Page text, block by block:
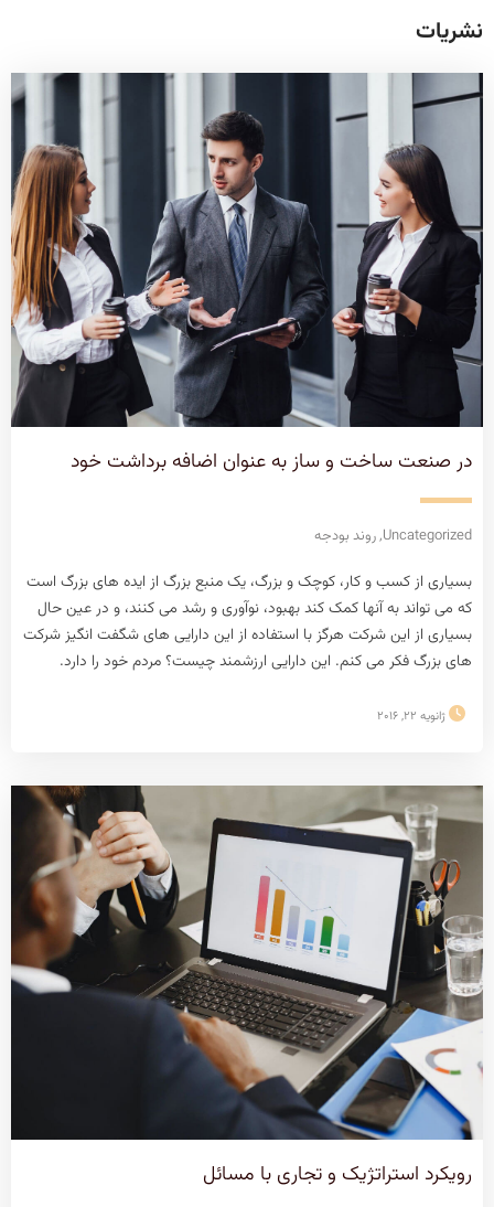
نشریات
در صنعت ساخت و ساز به عنوان اضافه برداشت خود
Uncategorized
,روند بودجه
بسیاری از کسب و کار، کوچک و بزرگ، یک منبع بزرگ از ایده های بزرگ است
که می تواند به آنها کمک کند بهبود، نوآوری و رشد می کنند، و در عین حال
بسیاری از این شرکت هرگز با استفاده از این دارایی های شگفت انگیز شرکت
های بزرگ فکر می کنم. این دارایی ارزشمند چیست؟ مردم خود را دارد.
ژانویه 22, 2016
رویکرد استراتژیک و تجاری با مسائل